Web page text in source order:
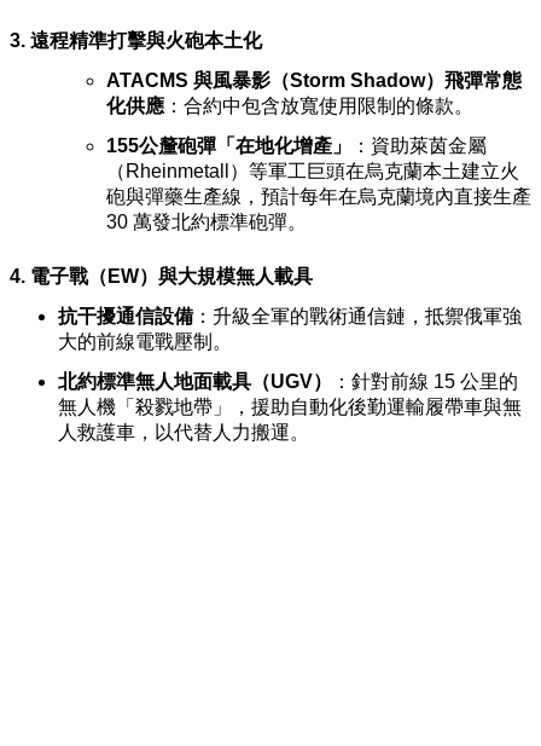
3. 遠程精準打擊與火砲本土化
ATACMS 與風暴影（Storm Shadow）飛彈常態
化供應 ：合約中包含放寬使用限制的條款。
155公釐砲彈「在地化增產」
：資助萊茵金屬
（Rheinmetall）等軍工巨頭在烏克蘭本土建立火
砲與彈藥生產線，預計每年在烏克蘭境內直接生產
30 萬發北約標準砲彈。
4. 電子戰（EW）與大規模無人載具
抗干擾通信設備 ：升級全軍的戰術通信鏈，抵禦俄軍強
大的前線電戰壓制。
北約標準無人地面載具（UGV）
：針對前線 15 公里的
無人機「殺戮地帶」，援助自動化後勤運輸履帶車與無
人救護車，以代替人力搬運。